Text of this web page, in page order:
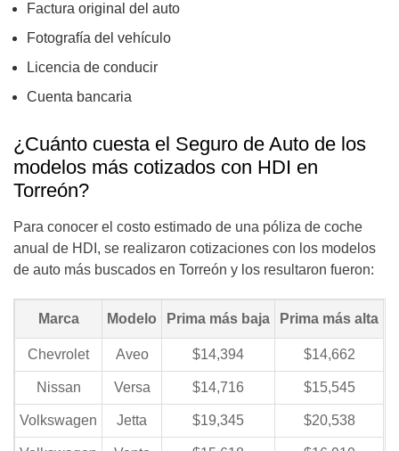
Factura original del auto
Fotografía del vehículo
Licencia de conducir
Cuenta bancaria
¿Cuánto cuesta el Seguro de Auto de los
modelos más cotizados con HDI en
Torreón?
Para conocer el costo estimado de una póliza de coche
anual de HDI, se realizaron cotizaciones con los modelos
de auto más buscados en Torreón y los resultaron fueron:
Marca Modelo Prima más baja Prima más alta
Chevrolet Aveo $14,394 $14,662
Nissan Versa $14,716 $15,545
Volkswagen Jetta $19,345 $20,538